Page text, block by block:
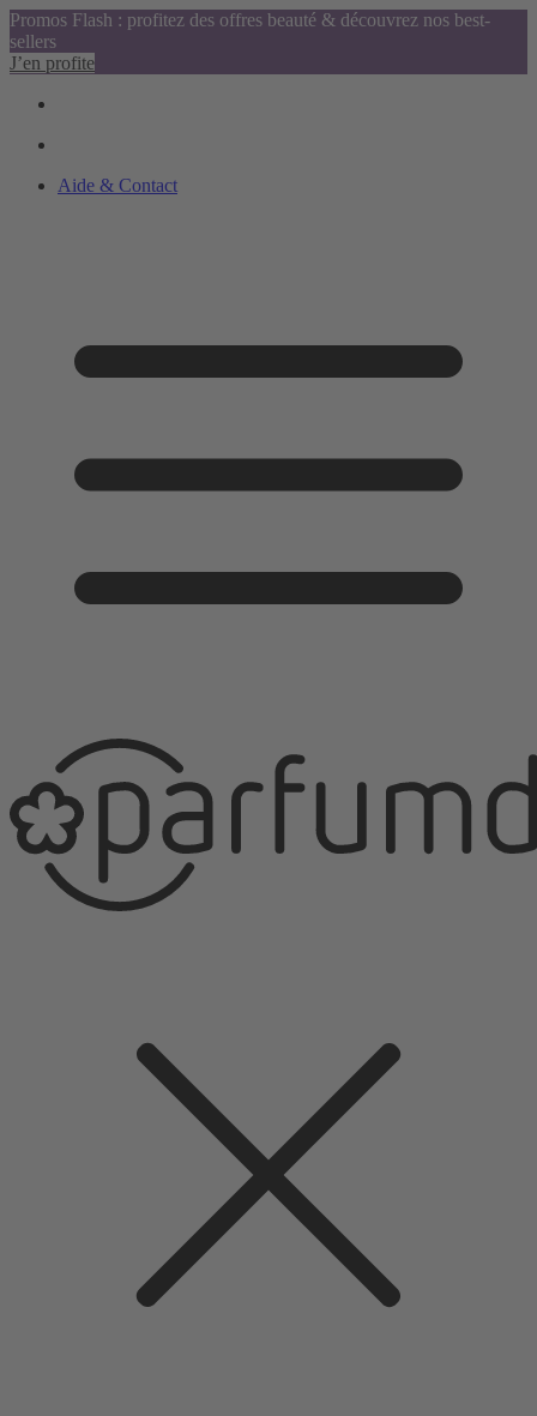
Promos Flash : profitez des offres beauté & découvrez nos best-
sellers
J’en profite
Aide & Contact